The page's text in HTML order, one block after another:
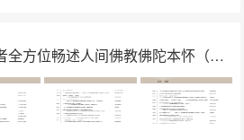
好书分享 | 40位专家学者全方位畅述人间佛教佛陀本怀（附全目录）